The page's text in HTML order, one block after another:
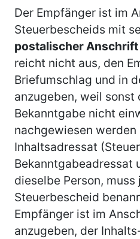
Der Empfänger ist im
Steuerbescheids mit
postalischer Anschrift
reicht nicht aus, den
Briefumschlag und in
anzugeben, weil
Bekanntgabe nicht
nachgewiesen werden
Inhaltsadressat
Bekanntgabeadressat
dieselbe Person, muss
Steuerbescheid
Empfänger ist im
anzugeben, der